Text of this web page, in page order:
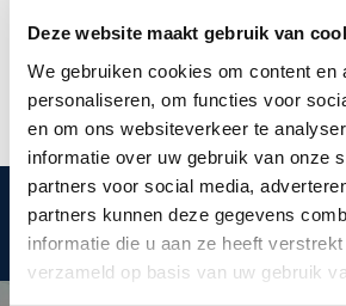
Deze website maakt gebruik van
We gebruiken cookies om content en
personaliseren, om functies voor
en om ons websiteverkeer te
informatie over uw gebruik van onze
partners voor social media,
partners kunnen deze gegevens
informatie die u aan ze heeft
verzameld op basis van uw gebruik
Neem contact met mij op
Bekijk andere